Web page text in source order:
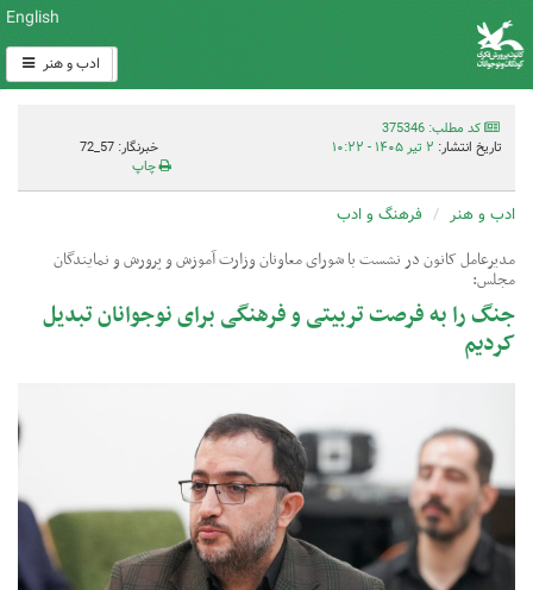
English
ادب و هنر
کد مطلب: 375346
تاریخ انتشار: ۲ تیر ۱۴۰۵ - ۱۰:۲۲
خبرنگار: 57_72
چاپ
ادب و هنر فرهنگ و ادب
مدیرعامل کانون در نشست با شورای معاونان وزارت آموزش و پرورش و نمایندگان
مجلس:
جنگ را به فرصت تربیتی و فرهنگی برای نوجوانان تبدیل
کردیم